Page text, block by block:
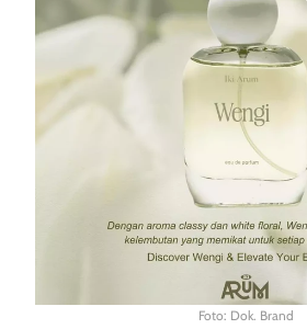
Foto: Dok. Brand